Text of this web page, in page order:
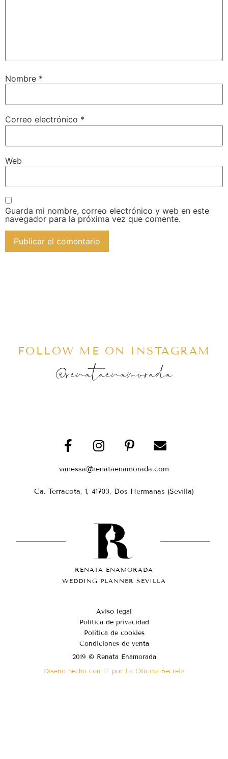
Nombre *
Correo electrónico *
Web
Guarda mi nombre, correo electrónico y web en este
navegador para la próxima vez que comente.
FOLLOW ME ON INSTAGRAM
@renataenamorada
vanessa@renataenamorada.com
Ca. Terracota, 1, 41703, Dos Hermanas (Sevilla)
RENATA ENAMORADA
WEDDING PLANNER SEVILLA
Aviso legal
Política de privacidad
Política de cookies
Condiciones de venta
2019 © Renata Enamorada
Diseño hecho con ♡ por La Oficina Secreta